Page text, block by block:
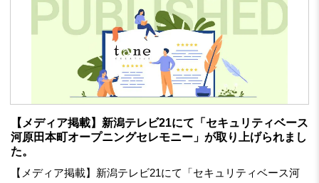
【メディア掲載】新潟テレビ21にて「セキュリティベース
河原田本町オープニングセレモニー」が取り上げられまし
た。
【メディア掲載】新潟テレビ21にて「セキュリティベース河